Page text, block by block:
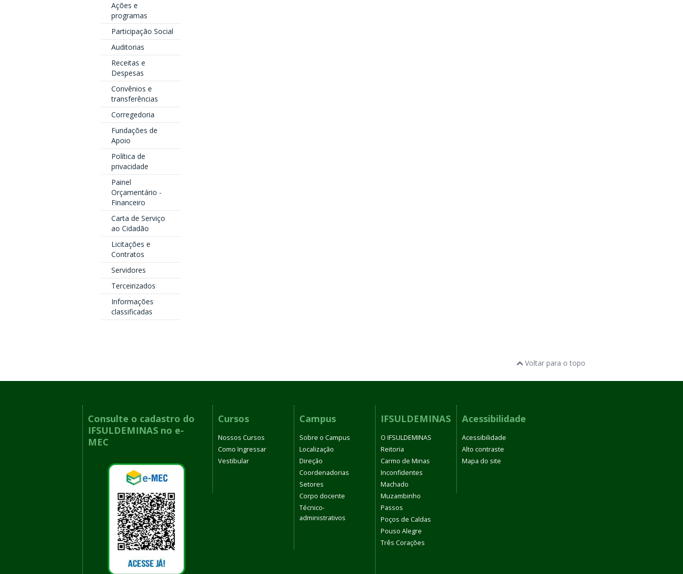
Ações e
programas
Participação Social
Auditorias
Receitas e
Despesas
Convênios e
transferências
Corregedoria
Fundações de
Apoio
Política de
privacidade
Painel
Orçamentário -
Financeiro
Carta de Serviço
ao Cidadão
Licitações e
Contratos
Servidores
Terceirizados
Informações
classificadas
Voltar para o topo
Consulte o cadastro do
IFSULDEMINAS no e-
MEC
Cursos
Nossos Cursos
Como Ingressar
Vestibular
Campus
Sobre o Campus
Localização
Direção
Coordenadorias
Setores
Corpo docente
Técnico-
administrativos
IFSULDEMINAS
O IFSULDEMINAS
Reitoria
Carmo de Minas
Inconfidentes
Machado
Muzambinho
Passos
Poços de Caldas
Pouso Alegre
Três Corações
Acessibilidade
Acessibilidade
Alto contraste
Mapa do site